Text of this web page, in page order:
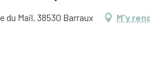
du Mail, 38530 Barraux M'y